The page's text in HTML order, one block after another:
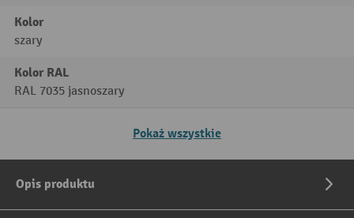
Kolor
szary
Kolor RAL
RAL 7035 jasnoszary
Pokaż wszystkie
Opis produktu